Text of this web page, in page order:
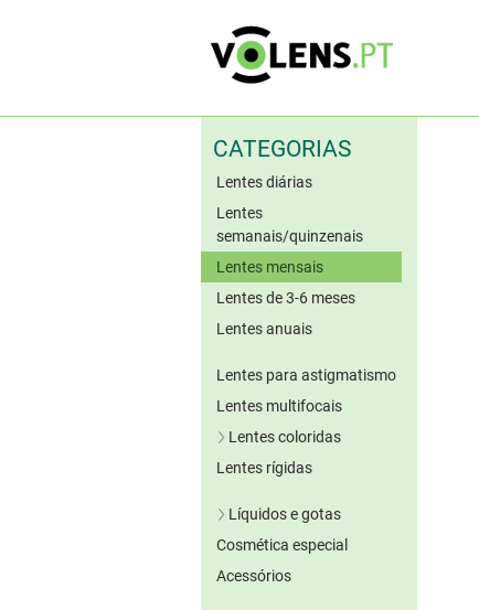
CATEGORIAS
Lentes diárias
Lentes
semanais/quinzenais
Lentes mensais
Lentes de 3-6 meses
Lentes anuais
Lentes para astigmatismo
Lentes multifocais
Lentes coloridas
Lentes azuis
Lentes cinzentas
Lentes castanhas
Lentes rígidas
Líquidos e gotas
Soluções únicas
Sem conserv.
Líquidos com
Cosmética especial
Acessórios